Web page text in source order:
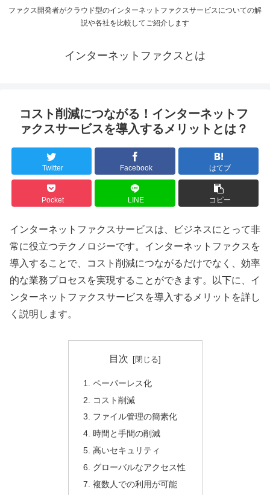
ファクス開発者がクラウド型のインターネットファクスサービスについての解
説や各社を比較してご紹介します
インターネットファクスとは
コスト削減につながる！インターネットフ
ァクスサービスを導入するメリットとは？
Twitter Facebook はてブ
Pocket LINE コピー
インターネットファクスサービスは、ビジネスにとって非
常に役立つテクノロジーです。インターネットファクスを
導入することで、コスト削減につながるだけでなく、効率
的な業務プロセスを実現することができます。以下に、イ
ンターネットファクスサービスを導入するメリットを詳し
く説明します。
目次
ペーパーレス化
コスト削減
ファイル管理の簡素化
時間と手間の削減
高いセキュリティ
グローバルなアクセス性
複数人での利用が可能